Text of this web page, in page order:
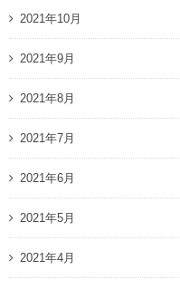
2021年10月
2021年9月
2021年8月
2021年7月
2021年6月
2021年5月
2021年4月